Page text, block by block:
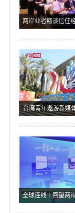
两岸业者畅谈信任
台湾青年遨游新媒
全球连线｜回望两